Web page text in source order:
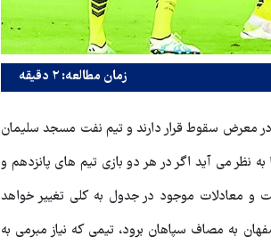
زمان مطالعه: ۲ دقیقه
معرض سقوط قرار دارند و تیم نفت مسجد سلیمان
به نظر می آید اگر در هر دو بازی تیم های پانزدهم و
و معادلات موجود در جدول به کلی تغییر خواهد
به مصاف سپاهان برود، تیمی که نیاز مبرمی به